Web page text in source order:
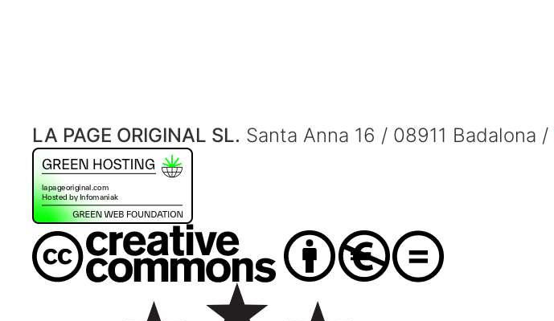
LA PAGE ORIGINAL SL. Santa Anna 16 / 08911 Badalona /